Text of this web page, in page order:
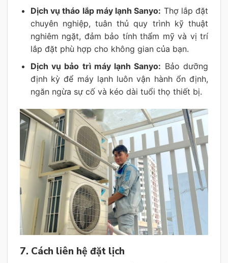
Dịch vụ tháo lắp máy lạnh Sanyo: Thợ lắp đặt
chuyên nghiệp, tuân thủ quy trình kỹ thuật
nghiêm ngặt, đảm bảo tính thẩm mỹ và vị trí
lắp đặt phù hợp cho không gian của bạn.
Dịch vụ bảo trì máy lạnh Sanyo: Bảo dưỡng
định kỳ để máy lạnh luôn vận hành ổn định,
ngăn ngừa sự cố và kéo dài tuổi thọ thiết bị.
7. Cách liên hệ đặt lịch